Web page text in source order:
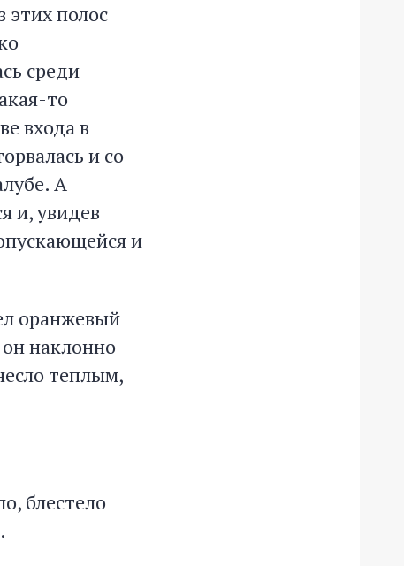
этих полос
среди
то
входа в
и со
А
и, увидев
и
оранжевый
наклонно
теплым,
блестело